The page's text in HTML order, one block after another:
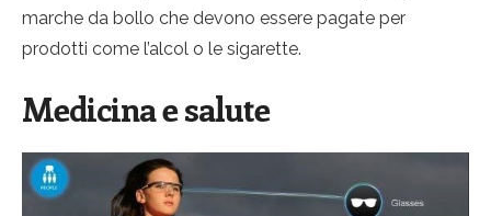
marche da bollo che devono essere pagate per
prodotti come l’alcol o le sigarette.
Medicina e salute